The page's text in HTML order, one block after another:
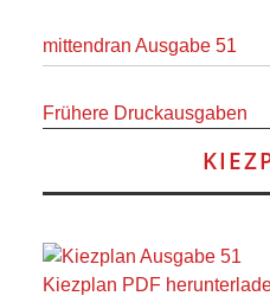
mittendran Ausgabe 51
Frühere Druckausgaben
Kiezplan PDF